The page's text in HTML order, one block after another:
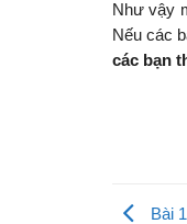
Như vậy
Nếu các
các bạn
Bài